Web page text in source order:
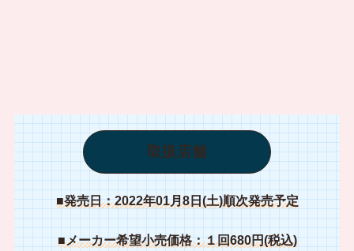
取扱店舗
■発売日：2022年01月8日(土)順次発売予定
■メーカー希望小売価格：１回680円(税込)